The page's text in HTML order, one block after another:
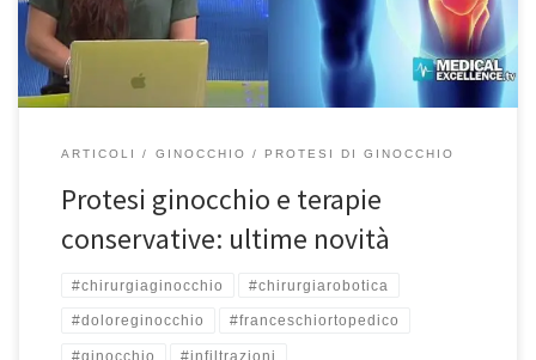
necessario prendere in […]
ARTICOLI GINOCCHIO PROTESI DI GINOCCHIO
Protesi ginocchio e terapie
conservative: ultime novità
#chirurgiaginocchio #chirurgiarobotica
#doloreginocchio #franceschiortopedico
#ginocchio #infiltrazioni